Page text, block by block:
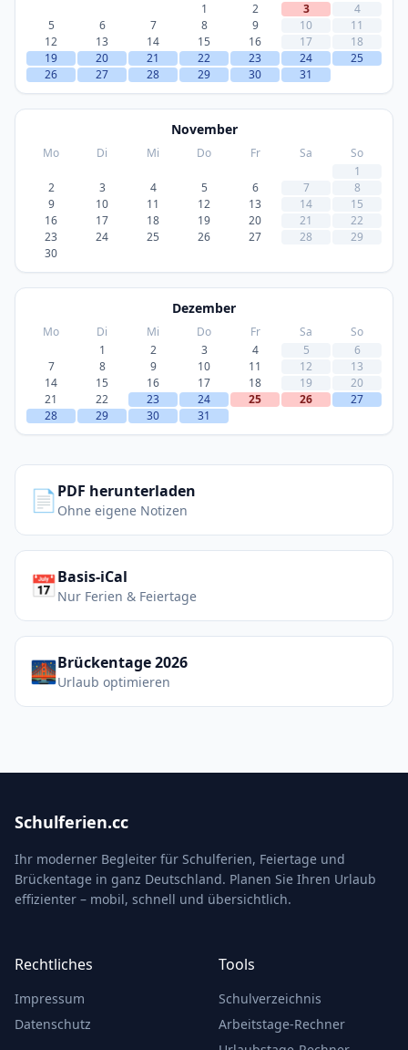
1
2 3
4
5
6 7 8 9 10
11
12
13 14 15 16 17
18
19
20 21 22 23 24
25
26
27 28 29 30 31
November
Mo Di Mi Do Fr Sa
So
1
2
3 4 5 6 7
8
9
10 11 12 13 14
15
16
17 18 19 20 21
22
23
24 25 26 27 28
29
30
Dezember
Mo Di Mi Do Fr Sa
So
1
2 3 4 5
6
7
8 9 10 11 12
13
14
15 16 17 18 19
20
21
22 23 24 25 26
27
28
29 30 31
📄PDF herunterladen
Ohne eigene Notizen
📅Basis-iCal
Nur Ferien & Feiertage
🌉Brückentage 2026
Urlaub optimieren
Schulferien.cc
Ihr moderner Begleiter für Schulferien, Feiertage und
Brückentage in ganz Deutschland. Planen Sie Ihren Urlaub
effizienter – mobil, schnell und übersichtlich.
Rechtliches
Impressum
Datenschutz
Tools
Schulverzeichnis
Arbeitstage-Rechner